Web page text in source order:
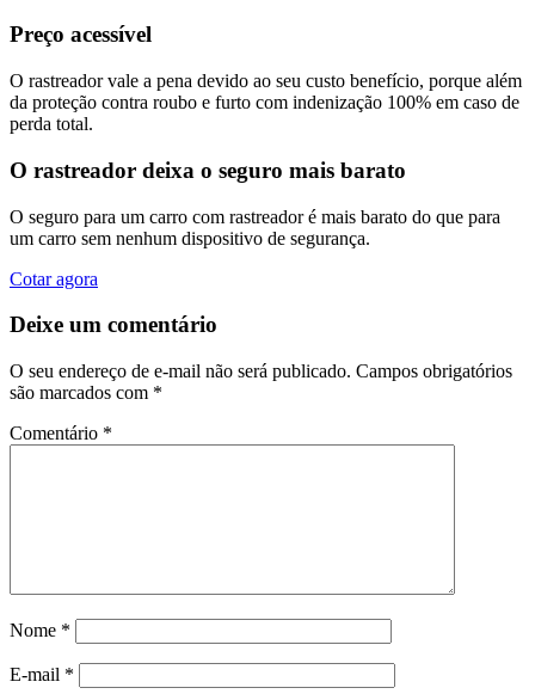
Preço acessível
O rastreador vale a pena devido ao seu custo benefício, porque além
da proteção contra roubo e furto com indenização 100% em caso de
perda total.
O rastreador deixa o seguro mais barato
O seguro para um carro com rastreador é mais barato do que para
um carro sem nenhum dispositivo de segurança.
Cotar agora
Deixe um comentário
O seu endereço de e-mail não será publicado. Campos obrigatórios
são marcados com *
Comentário *
Nome *
E-mail *